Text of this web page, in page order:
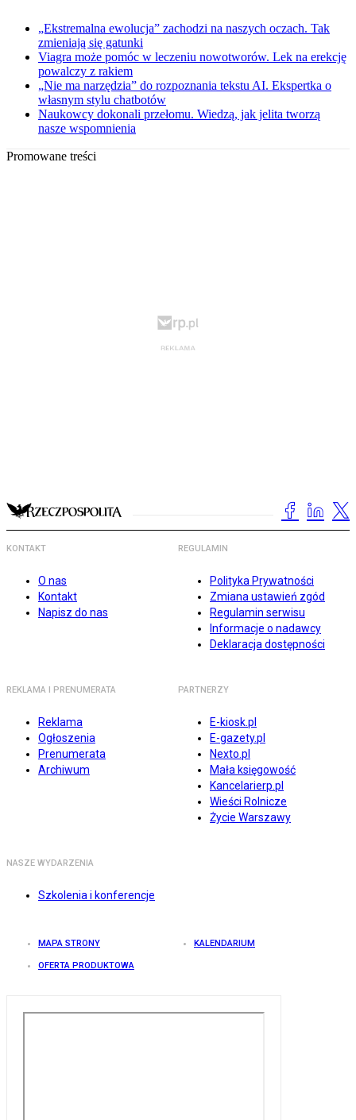
„Ekstremalna ewolucja” zachodzi na naszych oczach. Tak
zmieniają się gatunki
Viagra może pomóc w leczeniu nowotworów. Lek na erekcję
powalczy z rakiem
„Nie ma narzędzia” do rozpoznania tekstu AI. Ekspertka o
własnym stylu chatbotów
Naukowcy dokonali przełomu. Wiedzą, jak jelita tworzą
nasze wspomnienia
Promowane treści
KONTAKT
O nas
Kontakt
Napisz do nas
REGULAMIN
Polityka Prywatności
Zmiana ustawień zgód
Regulamin serwisu
Informacje o nadawcy
Deklaracja dostępności
REKLAMA I PRENUMERATA
Reklama
Ogłoszenia
Prenumerata
Archiwum
PARTNERZY
E-kiosk.pl
E-gazety.pl
Nexto.pl
Mała księgowość
Kancelarierp.pl
Wieści Rolnicze
Życie Warszawy
NASZE WYDARZENIA
Szkolenia i konferencje
MAPA STRONY KALENDARIUM
OFERTA PRODUKTOWA